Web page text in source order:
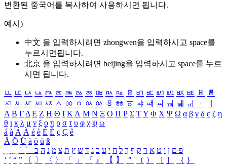
변환된 중국어를 복사하여 사용하시면 됩니다.
예시)
中文 을 입력하시려면 zhongwen을 입력하시고 space를
누르시면됩니다.
北京 을 입력하시려면 beijing을 입력하시고 space를 누르
시면 됩니다.
ㅥ ㅦ ㅧ ㅨ ㅩ ㅪ ㅫ ㅬ ㅭ ㅮ ㅯ ㅰ ㅱ ㅲ ㅳ ㅴ ㅵ ㅶ ㅷ ㅸ
ㅹ
ㅺ ㅻ ㅼ ㅽ ㅾ ㅿ ㆀ ㆁ ㆂ ㆃ ㆄ ㆅ ㆆ ㆇ ㆈ ㆉ ㆊ ㆋ ㆌ ㆍ
ㆎ
Α Β ΓΔ Ε Ζ Η Θ Ι ΚΛ Μ Ν Ξ Ο Π Ρ Σ ΤΥ Φ Χ Ψ Ω α β γ δ ε ζ η
θ ι κ λ μ ν ξ ο π ρ σ τ υ φ χ ψ ω
á à Á À é è É È ç Ç ê
Ä Ö Ü ä ö ü ß
ִֶֹ ֻּ ׁׂ פ ם ן ו ט א ר ק ף ך ל ח י ע כ ג ד ש ץ ת צ מ נ ה ב
‘ ’ “ ” 〔 〕 〈 〉 「 」 『 』 【 】 ＂ （ ） ［ ］ ｛ ｝